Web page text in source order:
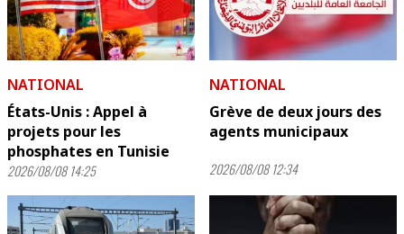
NATIONAL
États-Unis : Appel à
projets pour les
phosphates en Tunisie
2026/08/08 14:25
NATIONAL
Grève de deux jours des
agents municipaux
2026/08/08 12:34